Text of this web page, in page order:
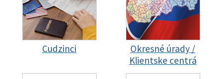
Cudzinci
Okresné úrady /
Klientske centrá